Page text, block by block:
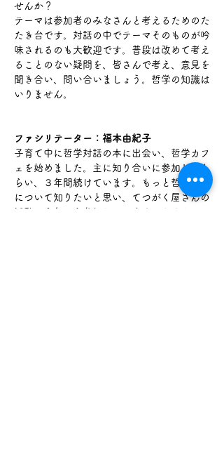
せんか？
テーマは参加者のみなさんと考えるためのた
たき台です。対話の中でテーマそのものが吟
味されるのも大歓迎です。普段は改めて考え
ることのない疑問を、皆さんで考え、意見を
聞き合い、問い合いましょう。哲学の知識は
いりません。
ファシリテーター：福本由紀子
子育て中に哲学対話の本に出会い、哲学カフ
ェを始めました。主に知り合いに参加しても
らい、３年間続けています。もっと哲学対話
について知りたいと思い、てつがく屋さんの
活動に今年から参加しています。たくさんの